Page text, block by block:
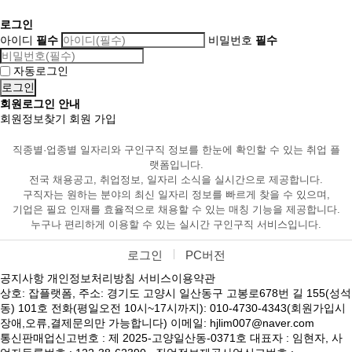
로그인
아이디 필수 비밀번호 필수
자동로그인
회원로그인 안내
회원정보찾기 회원 가입
직종별·업종별 일자리와 구인구직 정보를 한눈에 확인할 수 있는 취업 플
랫폼입니다.
전국 채용공고, 취업정보, 일자리 소식을 실시간으로 제공합니다.
구직자는 원하는 분야의 최신 일자리 정보를 빠르게 찾을 수 있으며,
기업은 필요 인재를 효율적으로 채용할 수 있는 매칭 기능을 제공합니다.
누구나 편리하게 이용할 수 있는 실시간 구인구직 서비스입니다.
로그인 PC버전
공지사항 개인정보처리방침 서비스이용약관
상호: 잡플랫폼, 주소: 경기도 고양시 일산동구 고봉로678번 길 155(성석
동) 101호 전화(평일오전 10시~17시까지): 010-4730-4343(회원가입시
장애,오류,결제문의만 가능합니다) 이메일: hjlim007@naver.com
통신판매업신고번호 : 제 2025-고양일산동-0371호 대표자 : 임현자, 사